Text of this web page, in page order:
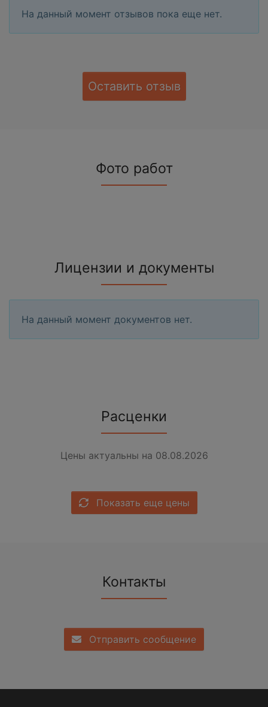
На данный момент отзывов пока еще нет.
Оставить отзыв
Фото работ
Лицензии и документы
На данный момент документов нет.
Расценки
Цены актуальны на 08.08.2026
Показать еще цены
Контакты
Отправить сообщение